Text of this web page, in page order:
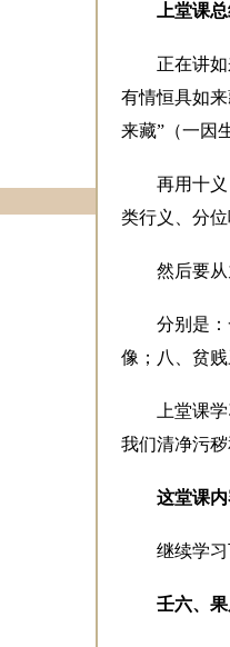
上堂课
正在讲
有情恒具如
来藏”（一因
再用十
类行义、分
然后要
分别是
像；八、贫
上堂课
我们清净污
这堂课
继续学习
壬六、